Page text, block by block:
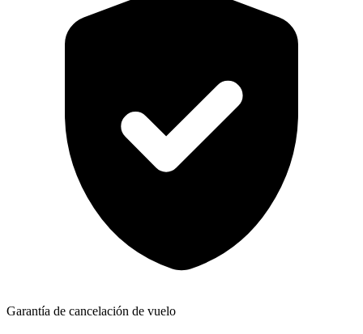
Garantía de cancelación de vuelo